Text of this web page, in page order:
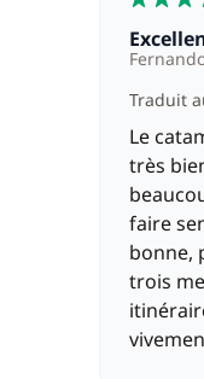
Traduit
Le
très
faire
bonne,
trois